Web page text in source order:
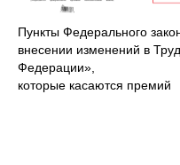
Пункты Федерального
внесении изменений в
Федерации»,
которые касаются премий